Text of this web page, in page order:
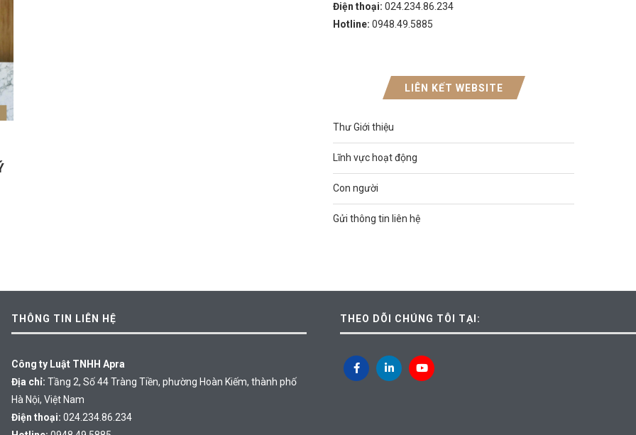
Điện thoại: 024.234.86.234
Hotline: 0948.49.5885
LIÊN KẾT WEBSITE
Thư Giới thiệu
Lĩnh vực hoạt động
Con người
Gửi thông tin liên hệ
THÔNG TIN LIÊN HỆ
Công ty Luật TNHH Apra
Địa chỉ: Tầng 2, Số 44 Tràng Tiền, phường Hoàn Kiếm, thành phố
Hà Nội, Việt Nam
Điện thoại: 024.234.86.234
THEO DÕI CHÚNG TÔI TẠI: